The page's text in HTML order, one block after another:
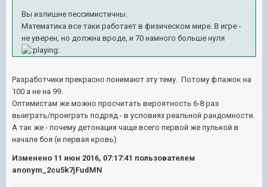
Вы излишне пессимистичны.
Математика все таки работает в физическом мире. В игре -
не уверен, но должна вроде, и 70 намного больше нуля
Разработчики прекрасно понимают эту тему. Потому флажок на
100 а не на 99.
Оптимистам же можно просчитать вероятность 6-8 раз
выиграть/проиграть подряд - в условиях реальной рандомности.
А так же - почему детонация чаще всего первой же пулькой в
начале боя (и первая кровь)
Изменено 11 июн 2016, 07:17:41 пользователем
anonym_2cu5k7jFudMN